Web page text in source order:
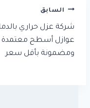
تصفّح
المقالات
السابق
شركة عزل حراري
عوازل أسطح معتمدة
ومضمونة بأقل سعر